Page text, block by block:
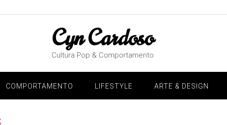
Cyn Cardoso
Cultura Pop & Comportamento
COMPORTAMENTO LIFESTYLE ARTE & DESIGN